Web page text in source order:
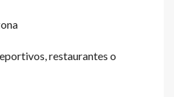
restaurantes o